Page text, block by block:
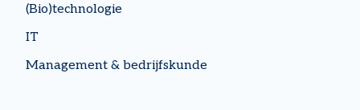
(Bio)technologie
IT
Management & bedrijfskunde